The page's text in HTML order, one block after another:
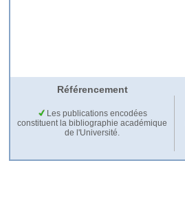
Référencement
Les publications encodées
constituent la bibliographie académique
de l'Université.